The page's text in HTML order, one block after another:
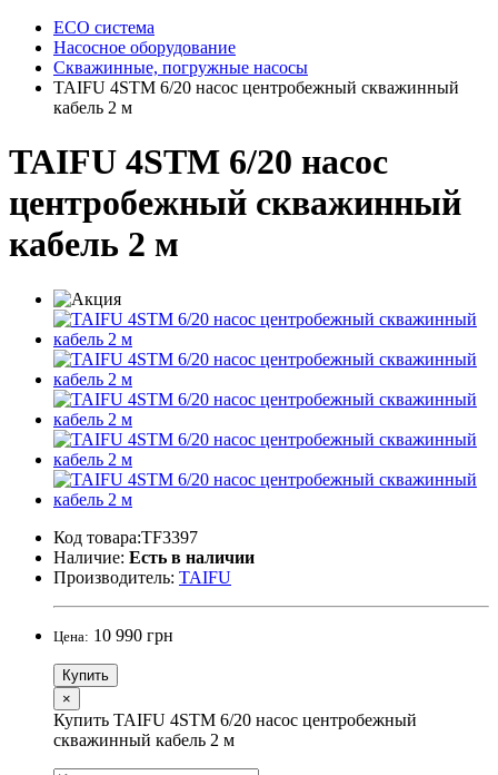
ECO система
Насосное оборудование
Скважинные, погружные насосы
TAIFU 4STM 6/20 насос центробежный скважинный
кабель 2 м
TAIFU 4STM 6/20 насос
центробежный скважинный
кабель 2 м
Код товара:TF3397
Наличие: Есть в наличии
Производитель: TAIFU
Цена: 10 990 грн
Купить
×
Купить TAIFU 4STM 6/20 насос центробежный
скважинный кабель 2 м